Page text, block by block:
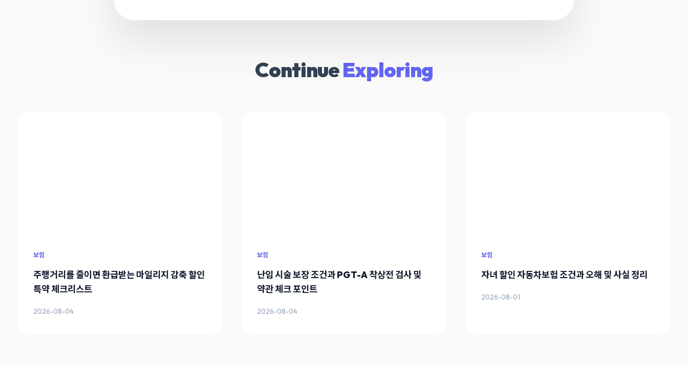
ContinueExploring
보험
주행거리를 줄이면 환급받는 마일리지 감축 할인
특약 체크리스트
2026-08-04
보험
난임 시술 보장 조건과 PGT-A 착상전 검사 및
약관 체크 포인트
2026-08-04
보험
자녀 할인 자동차보험 조건과 오해 및 사실 정리
2026-08-01